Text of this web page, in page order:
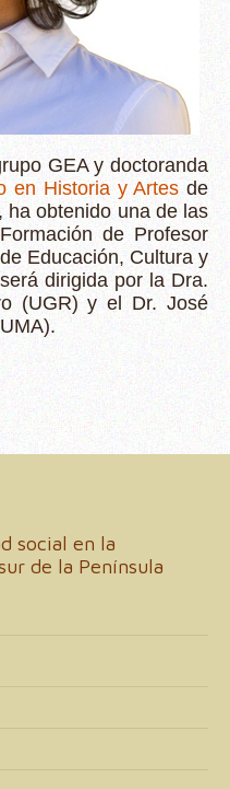
GEA y doctoranda
en Historia y Artes de
ha obtenido una de las
de Profesor
Educación, Cultura y
dirigida por la Dra.
(UGR) y el Dr. José
social en la
de la Península